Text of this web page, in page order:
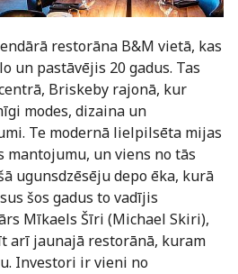
restorāna B&M vietā, kas
un pastāvējis 20 gadus. Tas
Briskeby rajonā, kur
modes, dizaina un
Te modernā lielpilsēta mijas
un viens no tās
ugunsdzēsēju depo ēka, kurā
šos gadus to vadījis
Mīkaels Šīri (Michael Skiri),
arī jaunajā restorānā, kuram
Investori ir vieni no